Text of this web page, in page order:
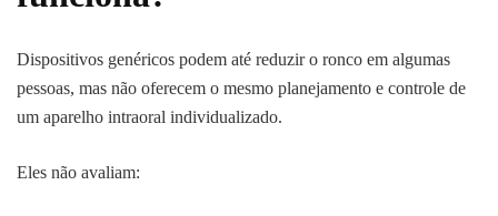
Dispositivos genéricos podem até reduzir o ronco em algumas
pessoas, mas não oferecem o mesmo planejamento e controle de
um aparelho intraoral individualizado.
Eles não avaliam: